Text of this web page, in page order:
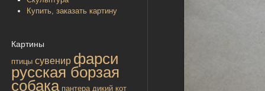
Купить, заказать картину
Картины
птицы сувенир фарси
русская борзая
собака пантера дикий кот